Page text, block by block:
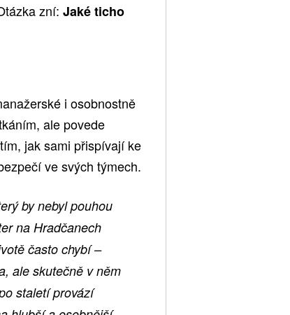
zní: Jaké ticho
i osobnostně
ale povede
jak sami přispívají ke
ve svých týmech.
by nebyl pouhou
na Hradčanech
často chybí –
ale skutečně v něm
staletí provází